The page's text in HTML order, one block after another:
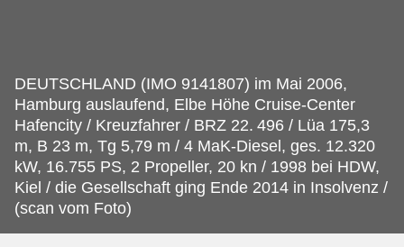
DEUTSCHLAND (IMO 9141807) im Mai 2006,
Hamburg auslaufend, Elbe Höhe Cruise-Center
Hafencity / Kreuzfahrer / BRZ 22. 496 / Lüa 175,3
m, B 23 m, Tg 5,79 m / 4 MaK-Diesel, ges. 12.320
kW, 16.755 PS, 2 Propeller, 20 kn / 1998 bei HDW,
Kiel / die Gesellschaft ging Ende 2014 in Insolvenz /
(scan vom Foto)